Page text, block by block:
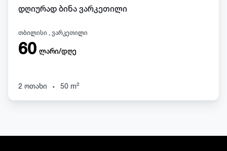
დღიურად ბინა ვარკეთილი
თბილისი , ვარკეთილი
60 ლარი/დღე
2 ოთახი . 50 m²